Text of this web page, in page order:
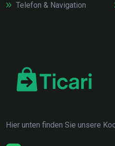
Telefon & Navigation
Hier unten finden Sie unsere